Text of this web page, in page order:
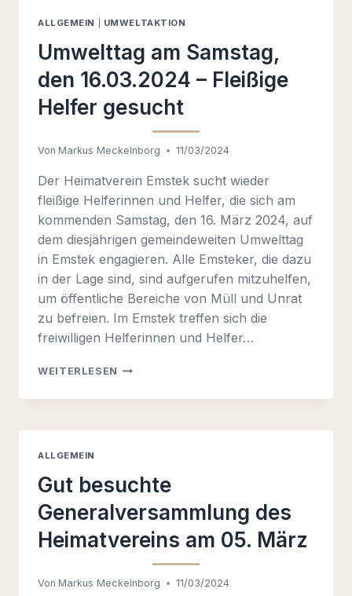
ALLGEMEIN UMWELTAKTION
Umwelttag am Samstag,
den 16.03.2024 – Fleißige
Helfer gesucht
Von Markus Meckelnborg 11/03/2024
Der Heimatverein Emstek sucht wieder
fleißige Helferinnen und Helfer, die sich am
kommenden Samstag, den 16. März 2024, auf
dem diesjährigen gemeindeweiten Umwelttag
in Emstek engagieren. Alle Emsteker, die dazu
in der Lage sind, sind aufgerufen mitzuhelfen,
um öffentliche Bereiche von Müll und Unrat
zu befreien. Im Emstek treffen sich die
freiwilligen Helferinnen und Helfer…
WEITERLESEN UMWELTTAG
SAMSTAG,
ELFER G
ESUCHT
ALLGEMEIN
Gut besuchte
Generalversammlung des
Heimatvereins am 05. März
Von Markus Meckelnborg 11/03/2024